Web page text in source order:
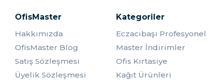
OfisMaster
Hakkımızda
OfisMaster Blog
Satış Sözleşmesi
Üyelik Sözleşmesi
Kategoriler
Eczacıbaşı Profesyonel
Master İndirimler
Ofis Kırtasiye
Kağıt Ürünleri